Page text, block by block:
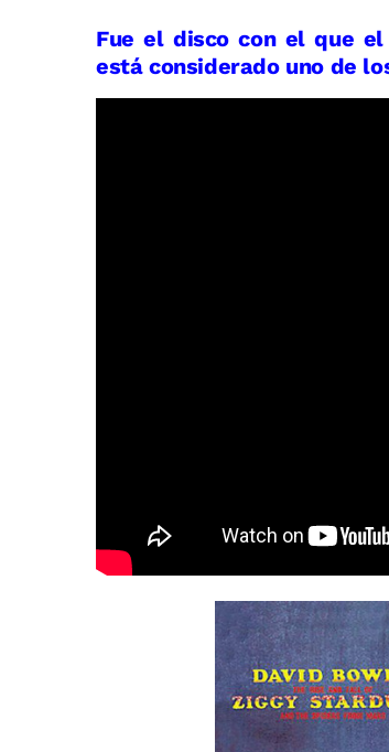
Fue el disco con el que
está considerado uno de